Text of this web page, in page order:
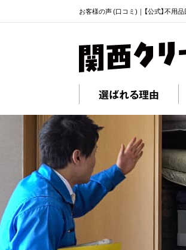
お客様の声 (口コミ)｜【公式】不用
選ばれる理由